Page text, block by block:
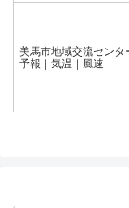
美馬市地域交流センタ
予報｜気温｜風速